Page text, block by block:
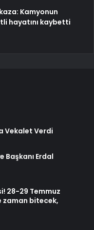
Kamyonun
hayatını kaybetti
Vekalet Verdi
Başkanı Erdal
28-29 Temmuz
zaman bitecek,